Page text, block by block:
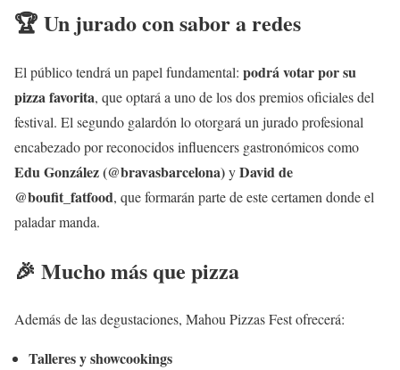
🏆 Un jurado con sabor a redes
El público tendrá un papel fundamental: podrá votar por su
pizza favorita, que optará a uno de los dos premios oficiales del
festival. El segundo galardón lo otorgará un jurado profesional
encabezado por reconocidos influencers gastronómicos como
Edu González (@bravasbarcelona)yDavid de
@boufit_fatfood, que formarán parte de este certamen donde el
paladar manda.
🎉 Mucho más que pizza
Además de las degustaciones, Mahou Pizzas Fest ofrecerá:
Talleres y showcookings